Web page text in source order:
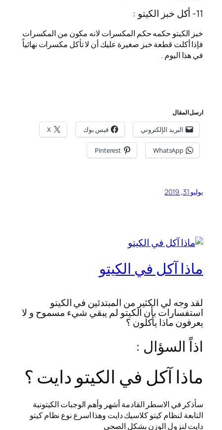
11- أكل خبز الكيتو :
خبز الكيتو حكمه حكم المكسرات لانه مكون من المكسرات
فإذا أكلت قطعة خبز صغيرة عليك أن لا تأكل مكسرات نهائياً
في هذا اليوم .
ارسل المقال
البريد الإلكتروني فيس بوك X
WhatsApp
Pinterest
يوليو 31, 2019
ماذا آكل في الكيتو
لقد وجه لي الكثير من المبتدئين في الكيتو
استفسارات بأن الكيتو لم يبقي شيء مسموح و لا
يعرفون ماذا يأكلون ؟
اذاً السؤال :
ماذا آكل في الكيتو دايت ؟
سأذكر في الاسطر القادمة أشهر وأهم الوجبات الكيتونية
التابعة لنظام كيتو كلاسيك دايت وهذا اسرع نوع نظام كيتو
دايت لنزول الوزن بشكل الصحي